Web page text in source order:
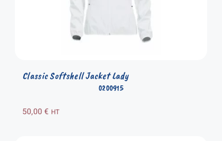
0200915
Classic Softshell Jacket Lady
50,00€ HT